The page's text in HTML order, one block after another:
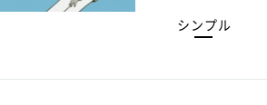
シンプル